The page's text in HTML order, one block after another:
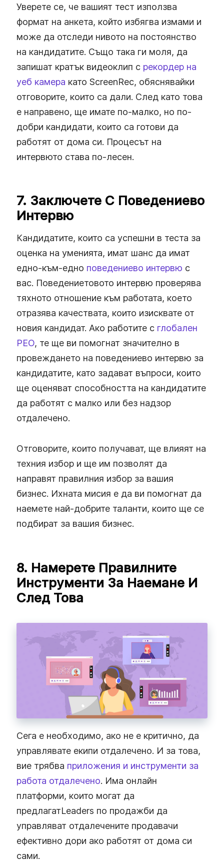
Уверете се, че вашият тест използва
формат на анкета, който избягва измами и
може да отследи нивото на постоянство
на кандидатите. Също така ги моля, да
запишат кратък видеоклип с рекордер на
уеб камера като ScreenRec, обяснявайки
отговорите, които са дали. След като това
е направено, ще имате по-малко, но по-
добри кандидати, които са готови да
работят от дома си. Процесът на
интервюто става по-лесен.
7. Заключете С Поведениево
Интервю
Кандидатите, които са успешни в теста за
оценка на уменията, имат шанс да имат
едно-към-едно поведениево интервю с
вас. Поведениетовото интервю проверява
тяхното отношение към работата, което
отразява качествата, които изисквате от
новия кандидат. Ако работите с глобален
PEO, те ще ви помогнат значително в
провеждането на поведениево интервю за
кандидатите, като задават въпроси, които
ще оценяват способността на кандидатите
да работят с малко или без надзор
отдалечено.
Отговорите, които получават, ще влияят на
техния избор и ще им позволят да
направят правилния избор за вашия
бизнес. Ихната мисия е да ви помогнат да
наемете най-добрите таланти, които ще се
подбират за вашия бизнес.
8. Намерете Правилните
Инструменти За Наемане И
След Това
Сега е необходимо, ако не е критично, да
управлявате екипи отдалечено. И за това,
вие трябва приложения и инструменти за
работа отдалечено. Има онлайн
платформи, които могат да
предлагатLeaders по продажби да
управляват отдалечените продавачи
ефективно дори ако работят от дома си
сами.